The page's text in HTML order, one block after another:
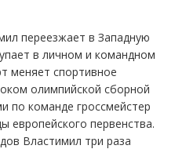
переезжает в Западную
в личном и командном
меняет спортивное
олимпийской сборной
по команде гроссмейстер
европейского первенства.
Властимил три раза